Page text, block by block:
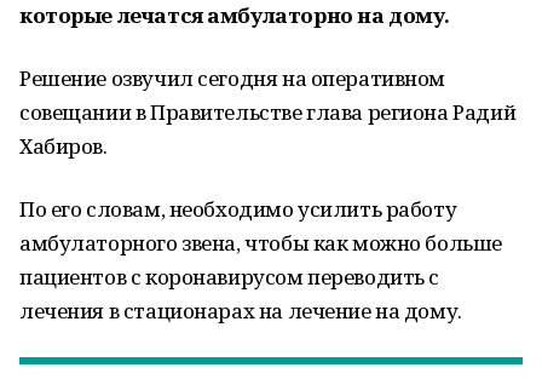
которые лечатся амбулаторно на дому.
Решение озвучил сегодня на оперативном
совещании в Правительстве глава региона Радий
Хабиров.
По его словам, необходимо усилить работу
амбулаторного звена, чтобы как можно больше
пациентов с коронавирусом переводить с
лечения в стационарах на лечение на дому.